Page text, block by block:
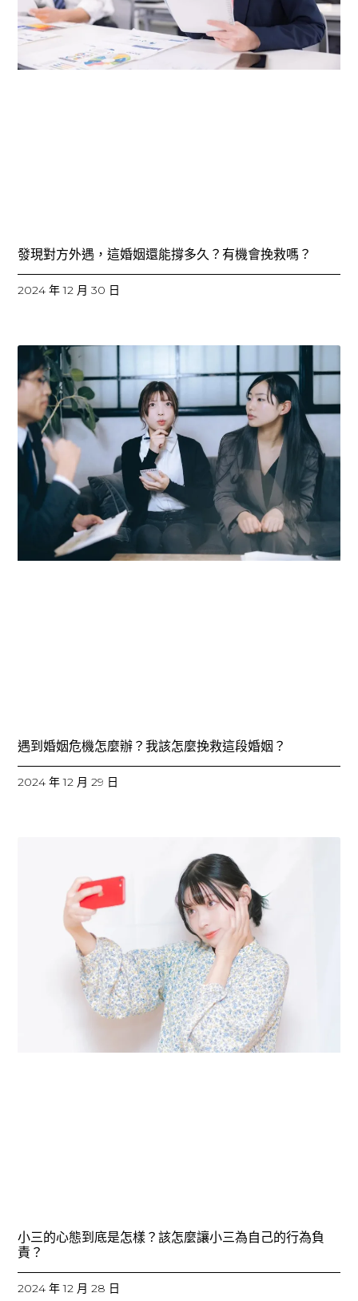
發現對方外遇，這婚姻還能撐多久？有機會挽救嗎？
2024 年 12 月 30 日
遇到婚姻危機怎麼辦？我該怎麼挽救這段婚姻？
2024 年 12 月 29 日
小三的心態到底是怎樣？該怎麼讓小三為自己的行為負
責？
2024 年 12 月 28 日